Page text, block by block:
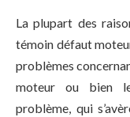
La plupart des
témoin défaut
problèmes
moteur ou bien
problème, qui